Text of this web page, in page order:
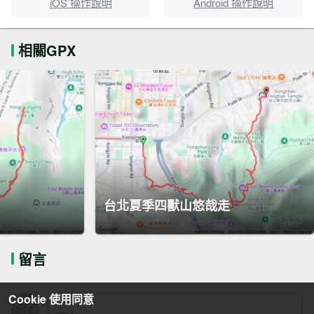
相關GPX
台北夏季四獸山悠哉走
留言
Cookie 使用同意